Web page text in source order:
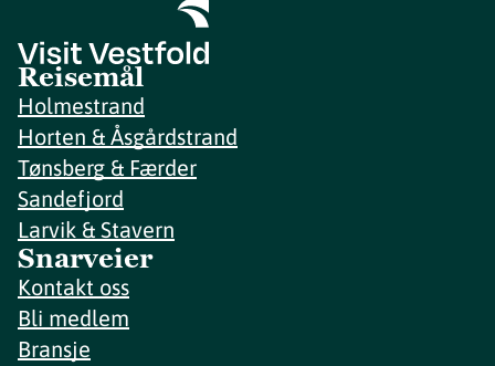
Reisemål
Holmestrand
Horten & Åsgårdstrand
Tønsberg & Færder
Sandefjord
Larvik & Stavern
Snarveier
Kontakt oss
Bli medlem
Bransje